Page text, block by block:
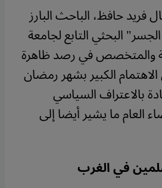
فريد حافظ، الباحث البارز
البحثي التابع لجامعة
والمتخصص في رصد ظاهرة
الكبير بشهر رمضان
بالاعتراف السياسي
العام ما يشير أيضا إلى
في الغرب